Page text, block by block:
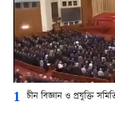
1 চীন বিজ্ঞান ও প্রযুক্তি